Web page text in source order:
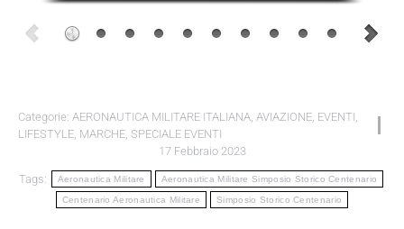
Categorie: AERONAUTICA MILITARE ITALIANA, AVIAZIONE, EVENTI,
LIFESTYLE, MARCHE, SPECIALE EVENTI
17 Febbraio 2023
Tags: Aeronautica Militare Aeronautica Militare Simposio Storico Centenario
Centenario Aeronautica Militare Simposio Storico Centenario